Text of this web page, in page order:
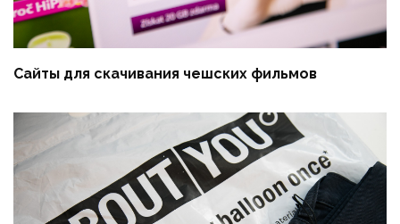
Сайты для скачивания чешских фильмов